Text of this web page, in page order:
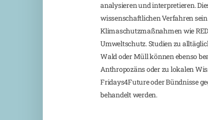
analysieren und interpretieren.
wissenschaftlichen Verfahren
Klimaschutzmaßnahmen wie
Umweltschutz. Studien zu
Wald oder Müll können ebenso
Anthropozäns oder zu lokalen
Fridays4Future oder Bündnisse
behandelt werden.